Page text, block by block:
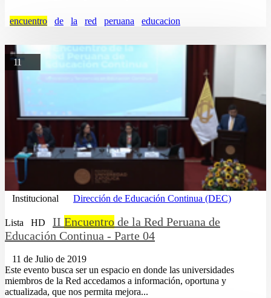
encuentro de la red peruana educacion
11
Institucional Dirección de Educación Continua (DEC)
Lista HD II Encuentro de la Red Peruana de
Educación Continua - Parte 04
11 de Julio de 2019
Este evento busca ser un espacio en donde las universidades
miembros de la Red accedamos a información, oportuna y
actualizada, que nos permita mejora...